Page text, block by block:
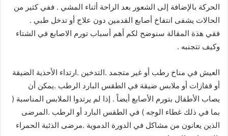
الحركة بالإضافة إلى الشعور بعد الراحة أثناء المشي . ففي كثير من
الحالات يشفى انتفاخ أصابع القدمين دون علاج أو تدخل طبي .
فقي هذة المقالة سنوضح لكم أهم أسباب تورم الاصابع في الشتاء
وكيف تتجنبه .
العيش في مناخ رطب أو غير متجمد .التدخين .ارتداء الأحذية الضيقة
أو قفازات أو ملابس ضيقة في الطقس البارد الرطب .يمكن أن
يصاب الأطفال بتورم الأصابع أيضاً . إذا لم يرتدوا الملابس المناسبة (
بما في ذلك غطاء الوجه ) في الطقس البارد أو الرطب .المرضى
الذين يعانون من مشاكل في الدورة الدموية .مرضى الذئبة الحمراء